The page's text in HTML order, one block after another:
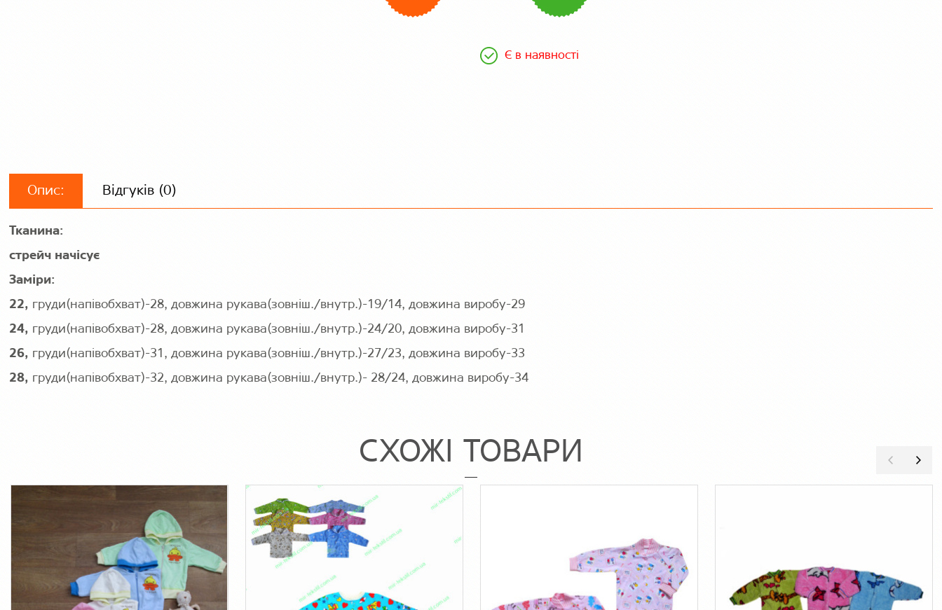
Є в наявності
Опис: Відгуків (0)
Тканина:
стрейч начісує
Заміри:
22, груди(напівобхват)-28, довжина рукава(зовніш./внутр.)-19/14, довжина виробу-29
24, груди(напівобхват)-28, довжина рукава(зовніш./внутр.)-24/20, довжина виробу-31
26, груди(напівобхват)-31, довжина рукава(зовніш./внутр.)-27/23, довжина виробу-33
28, груди(напівобхват)-32, довжина рукава(зовніш./внутр.)- 28/24, довжина виробу-34
СХОЖІ ТОВАРИ